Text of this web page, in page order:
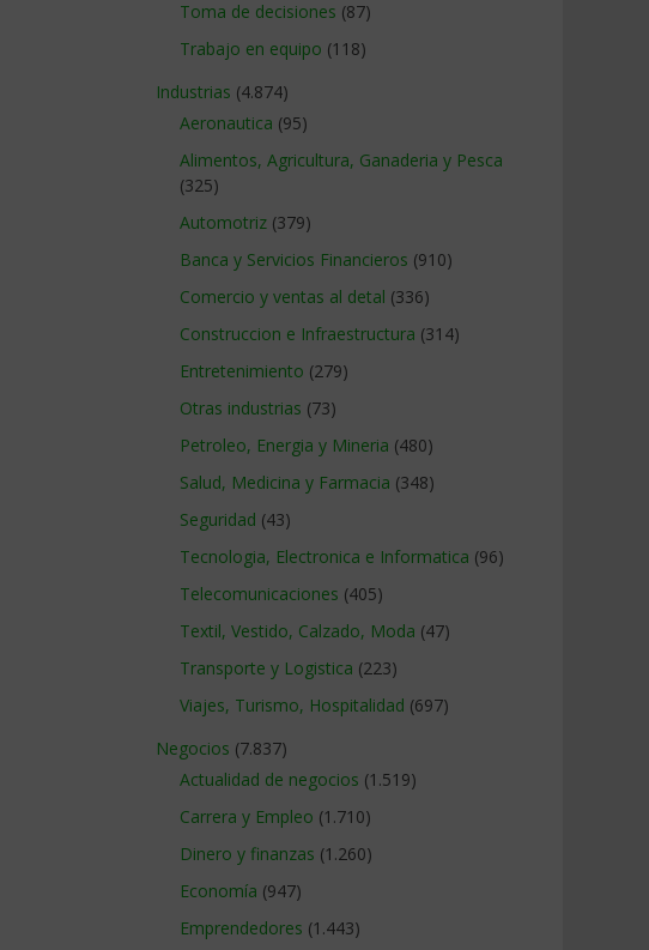
Toma de decisiones (87)
Trabajo en equipo (118)
Industrias (4.874)
Aeronautica (95)
Alimentos, Agricultura, Ganaderia y Pesca
(325)
Automotriz (379)
Banca y Servicios Financieros (910)
Comercio y ventas al detal (336)
Construccion e Infraestructura (314)
Entretenimiento (279)
Otras industrias (73)
Petroleo, Energia y Mineria (480)
Salud, Medicina y Farmacia (348)
Seguridad (43)
Tecnologia, Electronica e Informatica (96)
Telecomunicaciones (405)
Textil, Vestido, Calzado, Moda (47)
Transporte y Logistica (223)
Viajes, Turismo, Hospitalidad (697)
Negocios (7.837)
Actualidad de negocios (1.519)
Carrera y Empleo (1.710)
Dinero y finanzas (1.260)
Economía (947)
Emprendedores (1.443)